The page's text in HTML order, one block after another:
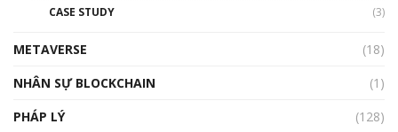
01:32:59
CASE STUDY
(3)
METAVERSE
(18)
NHÂN SỰ BLOCKCHAIN
(1)
PHÁP LÝ
(128)